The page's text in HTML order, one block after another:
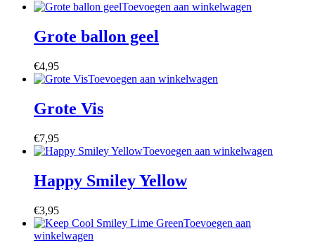
Toevoegen aan winkelwagen
Grote ballon geel
€4,95
Toevoegen aan winkelwagen
Grote Vis
€7,95
Toevoegen aan winkelwagen
Happy Smiley Yellow
€3,95
Toevoegen aan
winkelwagen